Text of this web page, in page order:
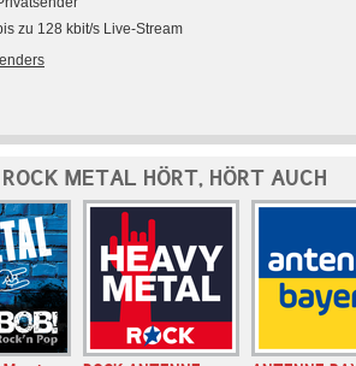
zu 128 kbit/s Live-Stream
METAL HÖRT, HÖRT AUCH